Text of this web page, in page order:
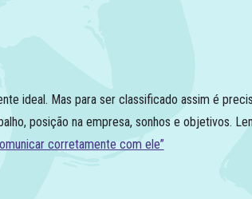
ideal. Mas para ser classificado assim é
posição na empresa, sonhos e objetivos.
corretamente com ele”